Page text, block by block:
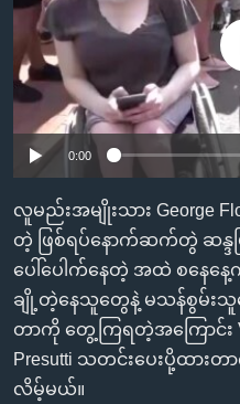
အ
စာမျက်နှာ
သို့
ကျော်
ကြည့်
ရှာဖွေ
ရန်
နေရာ
သို့
ကျော်
ရန်
သုတပဒေသာ အင်္ဂလိပ်စာ
Learning English
ဗွီအိုအေ လူမှုကွန်ယက်များ
ဘာသာစကားများ
No media
0:00
လူမည်းအမျိုးသား George
တဲ့ ဖြစ်ရပ်နောက်ဆက်တွဲ ဆန္ဒ
ပေါ်ပေါက်နေတဲ့ အထဲ စနေန
ချို့တဲ့နေသူတွေနဲ့ မသန်စွမ်း
တာကို တွေ့ကြရတဲ့အကြောင်း
Presutti သတင်းပေးပို့ထားတာ
လိမ့်မယ်။